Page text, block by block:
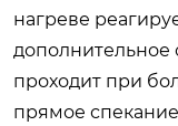
нагреве
дополнительное
проходит при
прямое